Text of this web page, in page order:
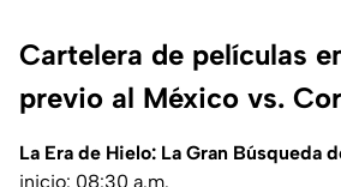
Cartelera de películas
previo al México vs.
La Era de Hielo: La Gran Búsqueda
inicio: 08:30 a.m.